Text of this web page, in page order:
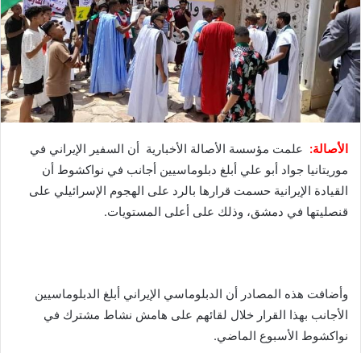
الأصالة: علمت مؤسسة الأصالة الأخبارية أن السفير الإيراني في
موريتانيا جواد أبو علي أبلغ دبلوماسيين أجانب في نواكشوط أن
القيادة الإيرانية حسمت قرارها بالرد على الهجوم الإسرائيلي على
قنصليتها في دمشق، وذلك على أعلى المستويات.
وأضافت هذه المصادر أن الدبلوماسي الإيراني أبلغ الدبلوماسيين
الأجانب بهذا القرار خلال لقائهم على هامش نشاط مشترك في
نواكشوط الأسبوع الماضي.